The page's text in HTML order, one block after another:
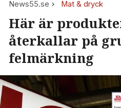
News55.se Mat & dryck
Här är
återkallar på
felmärkning